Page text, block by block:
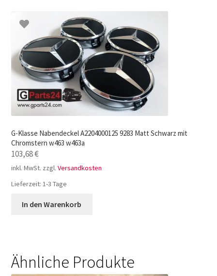
G-Klasse Nabendeckel A2204000125 9283 Matt Schwarz mit
Chromstern w463 w463a
103,68€
inkl. MwSt. zzgl. Versandkosten
Lieferzeit: 1-3 Tage
In den Warenkorb
Ähnliche Produkte